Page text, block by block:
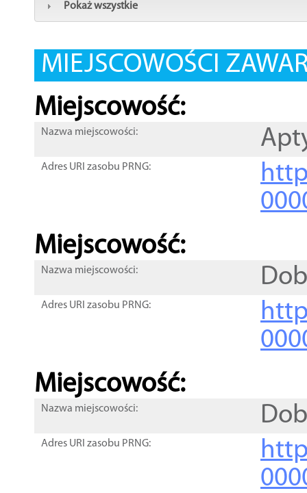
Pokaż wszystkie
MIEJSCOWOŚCI
Miejscowość:
Nazwa miejscowości:
Adres URI zasobu PRNG:
Miejscowość:
Nazwa miejscowości:
Adres URI zasobu PRNG:
Miejscowość:
Nazwa miejscowości:
Adres URI zasobu PRNG: